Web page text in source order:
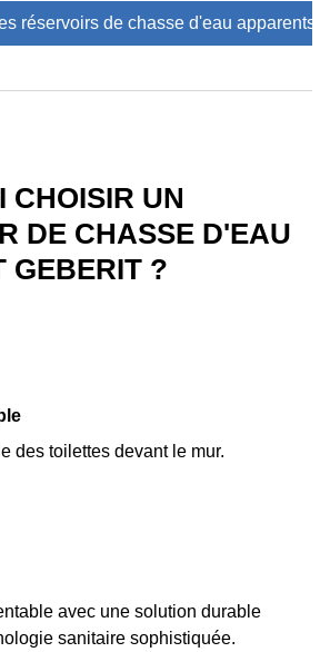
réservoirs de chasse d'eau apparents
CHOISIR UN
DE CHASSE D'EAU
GEBERIT ?
des toilettes devant le mur.
avec une solution durable
sanitaire sophistiquée.